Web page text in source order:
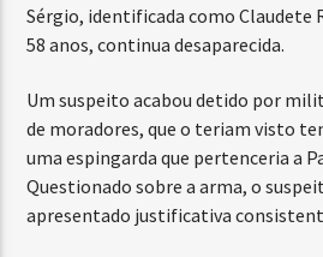
Sérgio, identificada como Claudete
58 anos, continua desaparecida.
Um suspeito acabou detido por
de moradores, que o teriam visto
uma espingarda que pertenceria a
Questionado sobre a arma, o
apresentado justificativa